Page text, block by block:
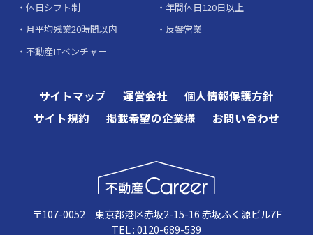
休日シフト制
年間休日120日以上
月平均残業20時間以内
反響営業
不動産ITベンチャー
サイトマップ 運営会社
個人情報保護方針
サイト規約
掲載希望の企業様 お問い合わせ
〒107-0052 東京都港区赤坂2-15-16 赤坂ふく源ビル7F
TEL : 0120-689-539